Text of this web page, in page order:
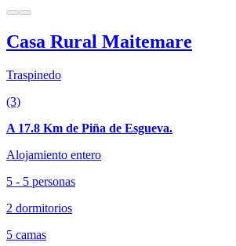
Casa Rural Maitemare
Traspinedo
(3)
A 17.8 Km de Piña de Esgueva.
Alojamiento entero
5 - 5 personas
2 dormitorios
5 camas